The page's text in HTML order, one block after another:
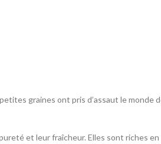
graines ont pris d’assaut le
et leur fraîcheur. Elles sont riches